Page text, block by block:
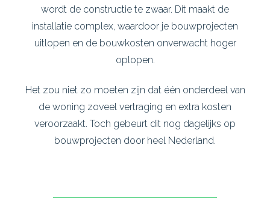
wordt de constructie te zwaar. Dit maakt de
installatie complex, waardoor je bouwprojecten
uitlopen en de bouwkosten onverwacht hoger
oplopen.
Het zou niet zo moeten zijn dat één onderdeel van
de woning zoveel vertraging en extra kosten
veroorzaakt. Toch gebeurt dit nog dagelijks op
bouwprojecten door heel Nederland.